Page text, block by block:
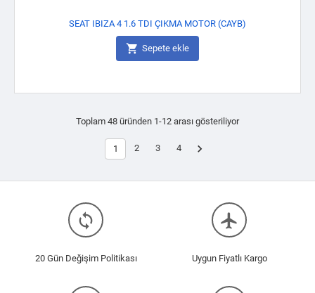
SEAT IBIZA 4 1.6 TDI ÇIKMA MOTOR (CAYB)
 Sepete ekle
Toplam 48 üründen 1-12 arası gösteriliyor
1 2 3 4 
loop
20 Gün Değişim Politikası
flight
Uygun Fiyatlı Kargo